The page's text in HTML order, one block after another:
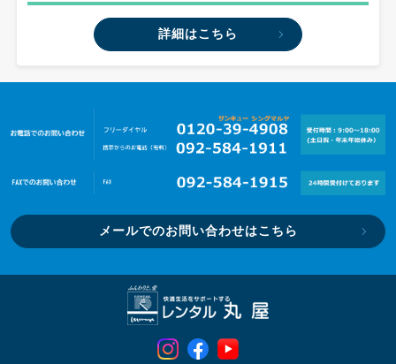
詳細はこちら
メールでのお問い合わせはこちら